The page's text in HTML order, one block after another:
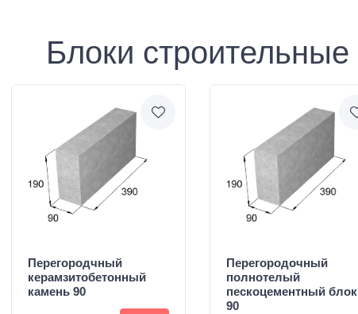
Блоки строительные
Перегородчный
керамзитобетонный
камень 90
Перегородочный
полнотелый
пескоцементный блок
90